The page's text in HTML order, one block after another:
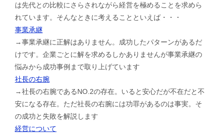
は先代との比較にさらされながら経営を極めることを求めら
れています。そんなときに考えることといえば・・・
事業承継
→事業承継に正解はありません。成功したパターンがあるだ
けです。企業ごとに解を求めるしかありませんが事業承継の
悩みから成功事例まで取り上げています
社長の右腕
→社長の右腕であるNO.2の存在。いると安心だが不在だと不
安になる存在。ただ社長の右腕には功罪があるのは事実。そ
の成功と失敗を解説します
経営について